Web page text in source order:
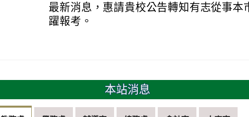
最新消息，惠請貴校公告轉知有志從事本
躍報考。
本站消息